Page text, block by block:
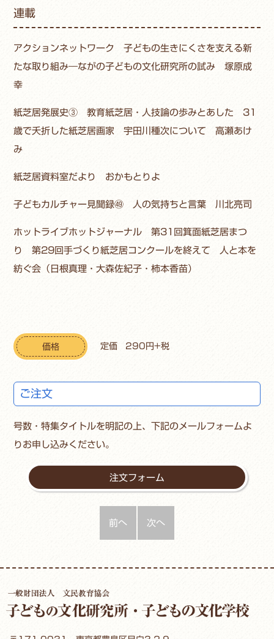
連載
アクションネットワーク 子どもの生きにくさを支える新
たな取り組み―ながの子どもの文化研究所の試み 塚原成
幸
紙芝居発展史③ 教育紙芝居・人技論の歩みとあした 31
歳で夭折した紙芝居画家 宇田川種次について 高瀬あけ
み
紙芝居資料室だより おかもとりよ
子どもカルチャー見聞録㊾ 人の気持ちと言葉 川北亮司
ホットライブホットジャーナル 第31回箕面紙芝居まつ
り 第29回手づくり紙芝居コンクールを終えて 人と本を
紡ぐ会（日根真理・大森佐紀子・柿本香苗）
価格 定価 290円+税
ご注文
号数・特集タイトルを明記の上、下記のメールフォームよ
りお申し込みください。
注文フォーム
前へ 次へ